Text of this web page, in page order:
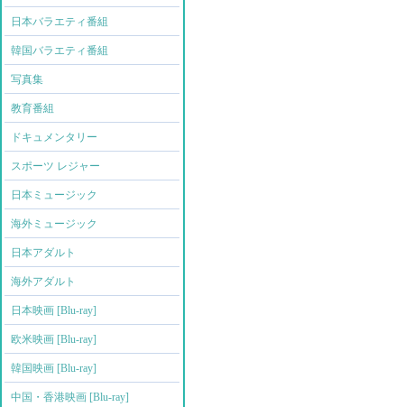
日本バラエティ番組
韓国バラエティ番組
写真集
教育番組
ドキュメンタリー
スポーツ レジャー
日本ミュージック
海外ミュージック
日本アダルト
海外アダルト
日本映画 [Blu-ray]
欧米映画 [Blu-ray]
韓国映画 [Blu-ray]
中国・香港映画 [Blu-ray]